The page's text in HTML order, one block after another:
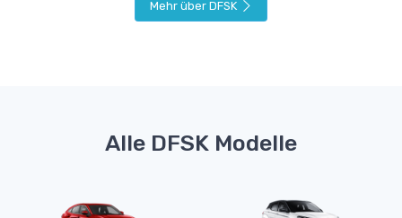
Mehr über DFSK
Alle DFSK Modelle